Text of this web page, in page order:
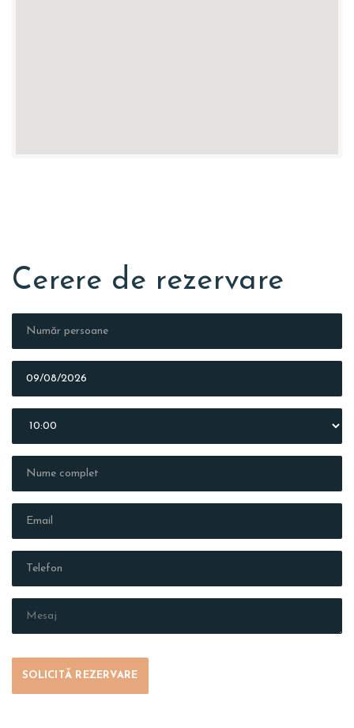
Cerere de rezervare